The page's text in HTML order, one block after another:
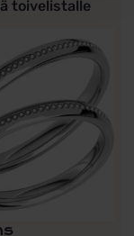
toivelistalle